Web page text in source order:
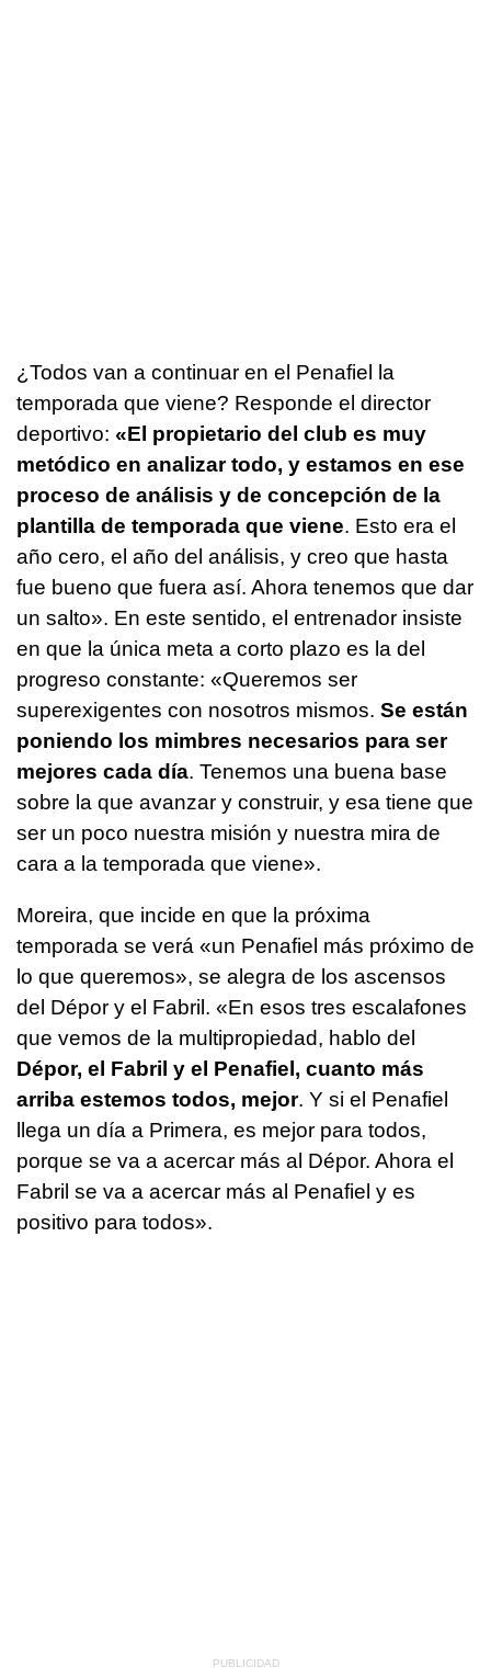
¿Todos van a continuar en el Penafiel la
temporada que viene? Responde el director
deportivo: «El propietario del club es muy
metódico en analizar todo, y estamos en ese
proceso de análisis y de concepción de la
plantilla de temporada que viene. Esto era el
año cero, el año del análisis, y creo que hasta
fue bueno que fuera así. Ahora tenemos que dar
un salto». En este sentido, el entrenador insiste
en que la única meta a corto plazo es la del
progreso constante: «Queremos ser
superexigentes con nosotros mismos. Se están
poniendo los mimbres necesarios para ser
mejores cada día. Tenemos una buena base
sobre la que avanzar y construir, y esa tiene que
ser un poco nuestra misión y nuestra mira de
cara a la temporada que viene».
Moreira, que incide en que la próxima
temporada se verá «un Penafiel más próximo de
lo que queremos», se alegra de los ascensos
del Dépor y el Fabril. «En esos tres escalafones
que vemos de la multipropiedad, hablo del
Dépor, el Fabril y el Penafiel, cuanto más
arriba estemos todos, mejor. Y si el Penafiel
llega un día a Primera, es mejor para todos,
porque se va a acercar más al Dépor. Ahora el
Fabril se va a acercar más al Penafiel y es
positivo para todos».